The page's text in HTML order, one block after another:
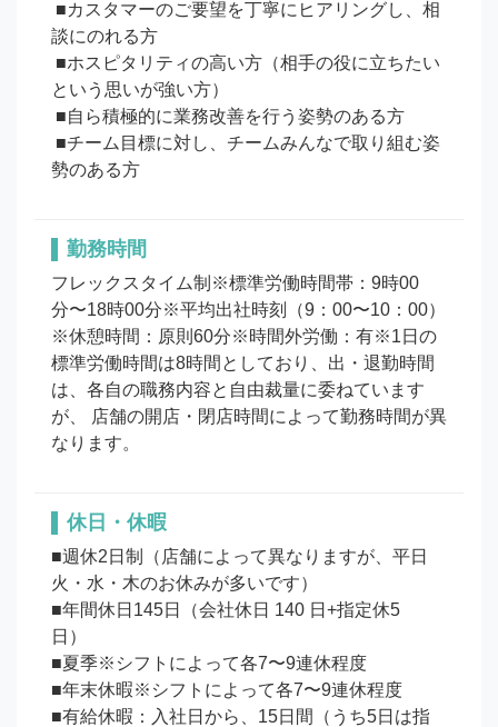
談にのれる方
という思いが強い方）
勤務時間
フレックスタイム制※標準労働時間帯：9時00
分〜18時00分※平均出社時刻（9：00〜10：00）
※休憩時間：原則60分※時間外労働：有※1日の
標準労働時間は8時間としており、出・退勤時間
は、各自の職務内容と自由裁量に委ねています
が、 店舗の開店・閉店時間によって勤務時間が異
なります。
休日・休暇
■週休2日制（店舗によって異なりますが、平日
火・水・木のお休みが多いです）
■年間休日145日（会社休日 140 日+指定休5
日）
■夏季※シフトによって各7〜9連休程度
■年末休暇※シフトによって各7〜9連休程度
■有給休暇：入社日から、15日間（うち5日は指